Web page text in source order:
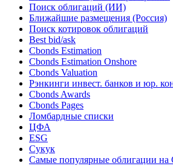
Поиск облигаций (ИИ)
Ближайшие размещения (Россия)
Поиск котировок облигаций
Best bid/ask
Cbonds Estimation
Cbonds Estimation Onshore
Cbonds Valuation
Рэнкинги инвест. банков и юр.
Cbonds Awards
Cbonds Pages
Ломбардные списки
ЦФА
ESG
Сукук
Самые популярные облигации на